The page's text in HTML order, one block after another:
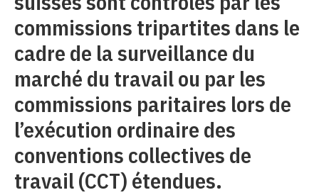
commissions tripartites dans le
cadre de la surveillance du
marché du travail ou par les
commissions paritaires lors de
l’exécution ordinaire des
conventions collectives de
travail (CCT) étendues.